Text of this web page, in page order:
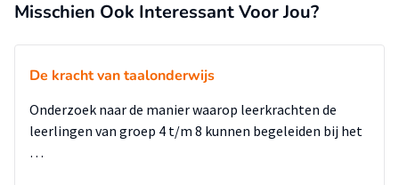
verschillende thema’s maakt ook dat het betekenis krijgt
voor leerlingen.
Er moet een werkgroep Wereldoriëntatie komen.
Op dit moment is er wel een werkgroep op het gebied van
onderzoekend leren, maar niet voor wereldoriëntatie. Een
Misschien Ook Interessant Voor Jou?
De kracht van taalonderwijs
Onderzoek naar de manier waarop leerkrachten de
leerlingen van groep 4 t/m 8 kunnen begeleiden bij het
…